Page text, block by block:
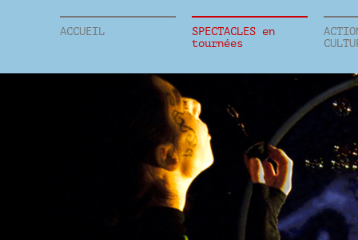
ACCUEIL
SPECTACLES en
tournées